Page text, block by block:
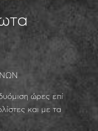
ώρες επί
και με τα